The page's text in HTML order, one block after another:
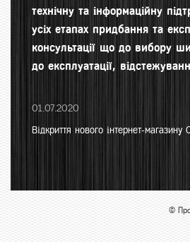
технічну та інформаційну
усіх етапах придбання та
консультації що до вибору
до експлуатації,
01.07.2020
Відкриття нового інтернет-
©